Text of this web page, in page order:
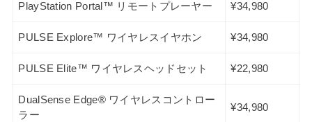
PlayStation Portal™ リモートプレーヤー ¥34,980
PULSE Explore™ ワイヤレスイヤホン ¥34,980
PULSE Elite™ ワイヤレスヘッドセット ¥22,980
DualSense Edge® ワイヤレスコントロー
ラー
¥34,980